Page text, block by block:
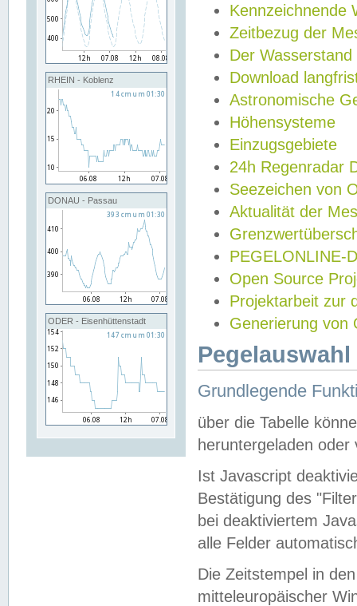
RHEIN - Koblenz
DONAU - Passau
ODER - Eisenhüttenstadt
Kennzeichnende
Zeitbezug der
Der Wasserstand
Download
Astronomische
Höhensysteme
Einzugsgebiete
24h Regenradar
Seezeichen von
Aktualität der
PEGELONLINE-
Open Source
Projektarbeit zur
Generierung von
Grundlegende
über die Tabelle
heruntergeladen oder
Ist Javascript
Bestätigung des
bei deaktiviertem
alle Felder
Die Zeitstempel in
mitteleuropäischer